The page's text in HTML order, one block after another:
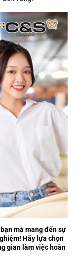
mà mang đến sự
Hãy lựa chọn
gian làm việc hoàn